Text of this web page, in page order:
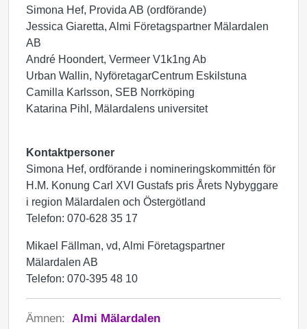
Simona Hef, Provida AB (ordförande)
Jessica Giaretta, Almi Företagspartner Mälardalen
AB
André Hoondert, Vermeer V1k1ng Ab
Urban Wallin, NyföretagarCentrum Eskilstuna
Camilla Karlsson, SEB Norrköping
Katarina Pihl, Mälardalens universitet
Kontaktpersoner
Simona Hef, ordförande i nomineringskommittén för
H.M. Konung Carl XVI Gustafs pris Årets Nybyggare
i region Mälardalen och Östergötland
Telefon: 070-628 35 17
Mikael Fällman, vd, Almi Företagspartner
Mälardalen AB
Telefon: 070-395 48 10
Ämnen: Almi Mälardalen